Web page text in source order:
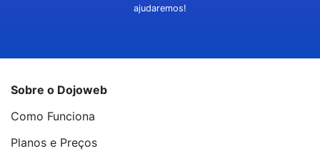
ajudaremos!
Sobre o Dojoweb
Como Funciona
Planos e Preços